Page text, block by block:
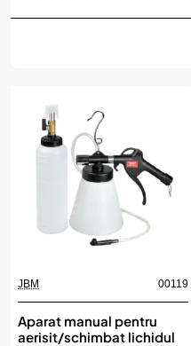
JBM 00119
Aparat manual pentru
aerisit/schimbat lichidul